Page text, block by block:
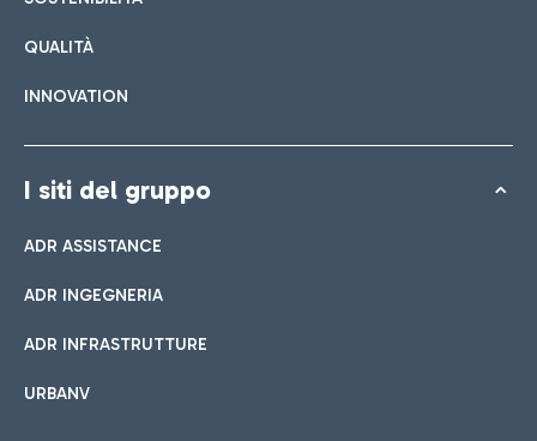
QUALITÀ
INNOVATION
I siti del gruppo
ADR ASSISTANCE
ADR INGEGNERIA
ADR INFRASTRUTTURE
URBANV